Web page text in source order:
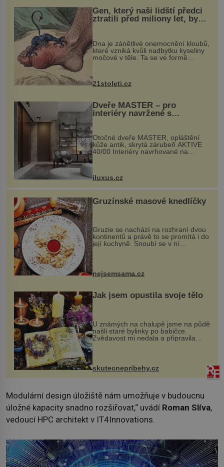
Gen, který naši lidští předci
ztratili před miliony let, by
mohl pomoci s léčbou
„nemoci králů“
Dna je zánětlivé onemocnění kloubů,
které vzniká kvůli nadbytku kyseliny
močové v těle. Ta se ve formě
nohou, a způsobuje bole...
21stoleti.cz
Dveře MASTER – pro
interiéry navržené s
rozumem i vášní!
Otočné dveře MASTER, opláštění
kůže antik, skrytá zárubeň AKTIVE
40/00 Interiéry navrhované na
zakázku často vyžadují atypické
rozměry nejen nábytku, ale i
dnes umož...
iluxus.cz
Gruzínské masové knedlíčky
Gruzie se nachází na rozhraní dvou
kontinentů a právě to se promítá i do
její kuchyně. Snoubí se v ní
evropské a asijské chutě a díky tomu
vznikají rozmanité a chuťově bohaté
pokrmy, které rozhodně st...
nejsemsama.cz
Jak jsem opustila svoje tělo
U známých na chalupě jsme na půdě
našli staré bylinky po babičce.
Zvědavost mi nedala a připravila
jsem si z nich lektvar… Zimní pobyt
na chalupě se pro mě vlastní vinou
změnil v děsivý zážitek, na kt...
skutecnepribehy.cz
Modulární design úložiště nám umožňuje v budoucnu
úložné kapacity snadno rozšiřovat,“ uvádí Roman Slíva,
vedoucí HPC architekt v IT4Innovations.